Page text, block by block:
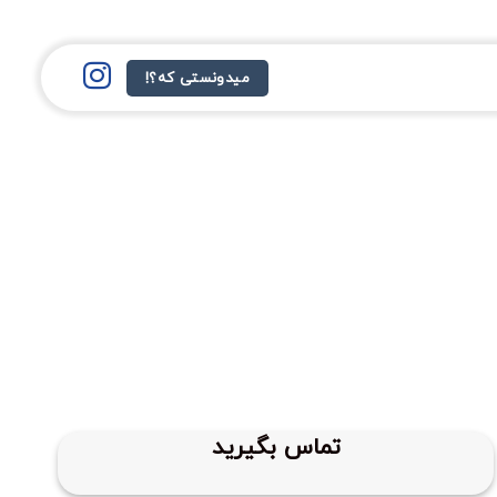
میدونستی که؟!
تماس بگیرید